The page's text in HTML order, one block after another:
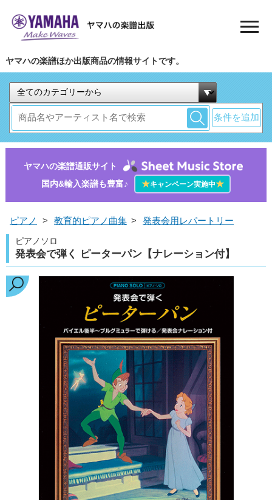
ヤマハの楽譜ほか出版商品の情報サイトです。
条件を追加
ヤマハの楽譜通販サイト
国内&輸入楽譜も豊富♪
★キャンペーン実施中★
ピアノ > 教育的ピアノ曲集 > 発表会用レパートリー
ピアノソロ
発表会で弾く ピーターパン【ナレーション付】